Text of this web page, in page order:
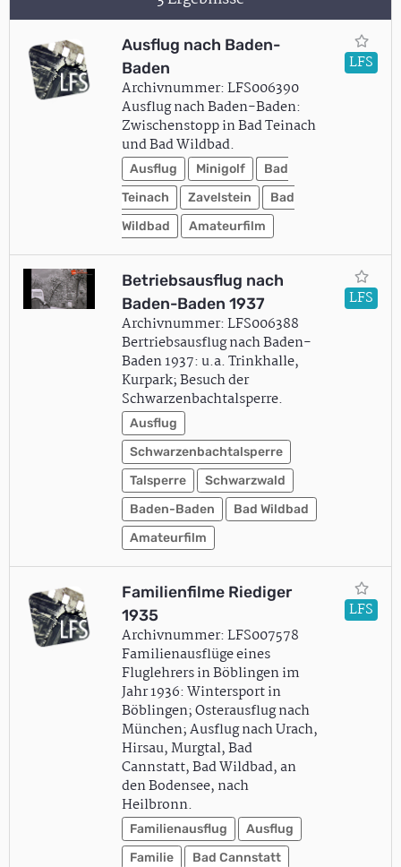
Ausflug nach Baden-
Baden
Archivnummer: LFS006390
Ausflug nach Baden-Baden:
Zwischenstopp in Bad Teinach
und Bad Wildbad.
Ausflug Minigolf
Bad
Teinach
Zavelstein
Bad
Wildbad
Amateurfilm
LFS
Betriebsausflug nach
Baden-Baden 1937
Archivnummer: LFS006388
Bertriebsausflug nach Baden-
Baden 1937: u.a. Trinkhalle,
Kurpark; Besuch der
Schwarzenbachtalsperre.
Ausflug
Schwarzenbachtalsperre
Talsperre
Schwarzwald
Baden-Baden
Bad Wildbad
Amateurfilm
LFS
Familienfilme Riediger
1935
Archivnummer: LFS007578
Familienausflüge eines
Fluglehrers in Böblingen im
Jahr 1936: Wintersport in
Böblingen; Osterausflug nach
München; Ausflug nach Urach,
Hirsau, Murgtal, Bad
Cannstatt, Bad Wildbad, an
den Bodensee, nach
Heilbronn.
Familienausflug
Ausflug
Familie
Bad Cannstatt
LFS